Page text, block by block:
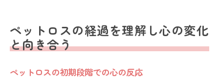
心の成長を感じる瞬間を大切に
ペットロスの悲しみを乗り越えるための心の経
過
悲しみに向き合う勇気を持つ
ペットロスの経過を理解し心の変化
と向き合う
ペットロスの初期段階での心の反応